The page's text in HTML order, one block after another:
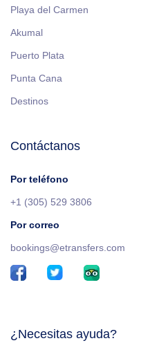
Playa del Carmen
Akumal
Puerto Plata
Punta Cana
Destinos
Contáctanos
Por teléfono
+1 (305) 529 3806
Por correo
bookings@etransfers.com
¿Necesitas ayuda?